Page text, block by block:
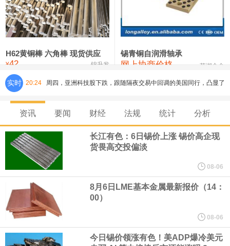
铸造铝合金锭(ZLD104) 24,100—24,300 24,200
压铸锌合金锭 26,250—26,450
氯化镍 38,300—40,300 39,300 0
H62黄铜棒 六角棒 现货供应
¥42 锦升发
锡青铜自润滑轴承
网上协商价格 芜湖合金
实时 20:24
芯片设备制造商东京电子股价下跌近6%，日本存储芯片制造商铠侠
股价下跌超过10%。
WPP股价料创1992年以来最大单日涨幅，上涨25%至11个月高位。
谷歌规划的印度数据中心枢纽建设工作正在如火如荼推进，项目所
在地上方的山坡已经被开挖，露出赤红土层，并修出层层台地。但
资讯 要闻 财经 法规 统计 分析
长江有色：6日锡价上涨 锡价高企现
货畏高交投偏淡
08-06
8月6日LME基本金属最新报价（14：
00）
08-06
今日锡价领涨有色！美ADP爆冷美元